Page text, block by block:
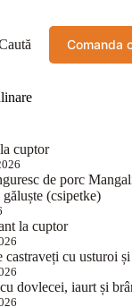
Comanda
cuptor
de porc
(csipetke)
la cuptor
castraveți cu usturoi
dovlecei, iaurt și